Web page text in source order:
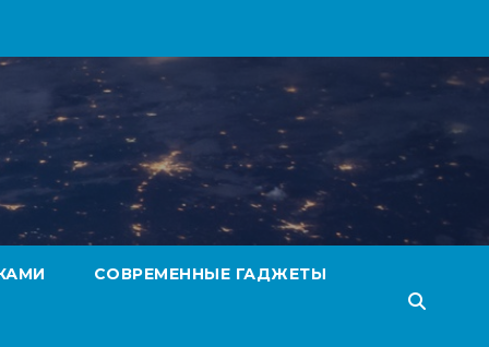
СОВРЕМЕННЫЕ ГАДЖЕТЫ